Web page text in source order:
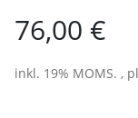
76,00 €
inkl. 19% MOMS. ,